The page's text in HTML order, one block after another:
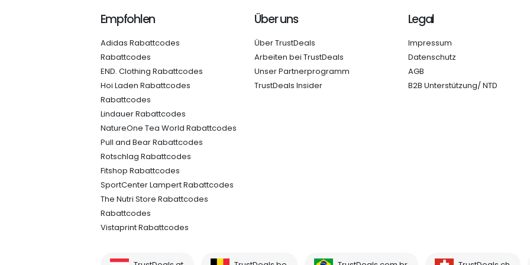
Empfohlen
Adidas Rabattcodes
Rabattcodes
END. Clothing Rabattcodes
Hoi Laden Rabattcodes
Rabattcodes
Lindauer Rabattcodes
NatureOne Tea World Rabattcodes
Pull and Bear Rabattcodes
Rotschlag Rabattcodes
Fitshop Rabattcodes
SportCenter Lampert Rabattcodes
The Nutri Store Rabattcodes
Rabattcodes
Vistaprint Rabattcodes
Über uns
Über TrustDeals
Arbeiten bei TrustDeals
Unser Partnerprogramm
TrustDeals Insider
Legal
Impressum
Datenschutz
AGB
B2B Unterstützung/ NTD